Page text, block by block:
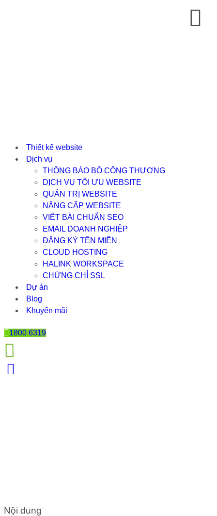
Thiết kế website
Dịch vụ
THÔNG BÁO BỘ CÔNG THƯƠNG
DỊCH VỤ TỐI ƯU WEBSITE
QUẢN TRỊ WEBSITE
NÂNG CẤP WEBSITE
VIẾT BÀI CHUẨN SEO
EMAIL DOANH NGHIỆP
ĐĂNG KÝ TÊN MIỀN
CLOUD HOSTING
HALINK WORKSPACE
CHỨNG CHỈ SSL
Dự án
Blog
Khuyến mãi
1800 6319
Nội dung